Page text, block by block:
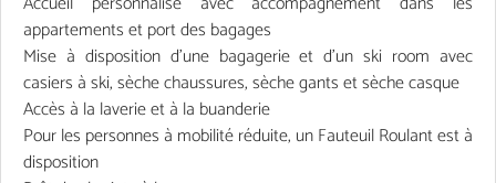
appartements et port des bagages
Mise à disposition d’une bagagerie et d’un ski room avec
casiers à ski, sèche chaussures, sèche gants et sèche casque
Accès à la laverie et à la buanderie
Pour les personnes à mobilité réduite, un Fauteuil Roulant est à
disposition